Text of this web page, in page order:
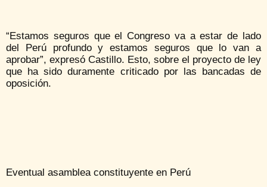
“Estamos seguros que el Congreso va a estar de lado
del Perú profundo y estamos seguros que lo van a
aprobar”, expresó Castillo. Esto, sobre el proyecto de ley
que ha sido duramente criticado por las bancadas de
oposición.
Eventual asamblea constituyente en Perú